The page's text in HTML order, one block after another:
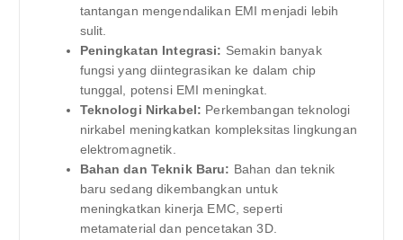
tantangan mengendalikan EMI menjadi lebih
sulit.
Peningkatan Integrasi: Semakin banyak
fungsi yang diintegrasikan ke dalam chip
tunggal, potensi EMI meningkat.
Teknologi Nirkabel: Perkembangan teknologi
nirkabel meningkatkan kompleksitas lingkungan
elektromagnetik.
Bahan dan Teknik Baru: Bahan dan teknik
baru sedang dikembangkan untuk
meningkatkan kinerja EMC, seperti
metamaterial dan pencetakan 3D.